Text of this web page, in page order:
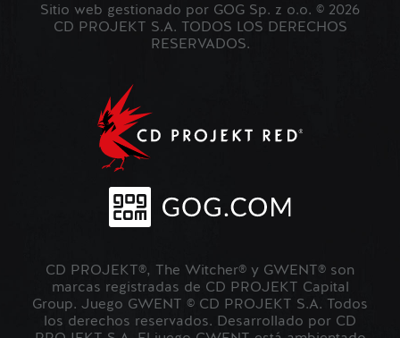
Sitio web gestionado por GOG Sp. z o.o. © 2026
CD PROJEKT S.A. TODOS LOS DERECHOS
RESERVADOS.
CD PROJEKT®, The Witcher® y GWENT® son
marcas registradas de CD PROJEKT Capital
Group. Juego GWENT © CD PROJEKT S.A. Todos
los derechos reservados. Desarrollado por CD